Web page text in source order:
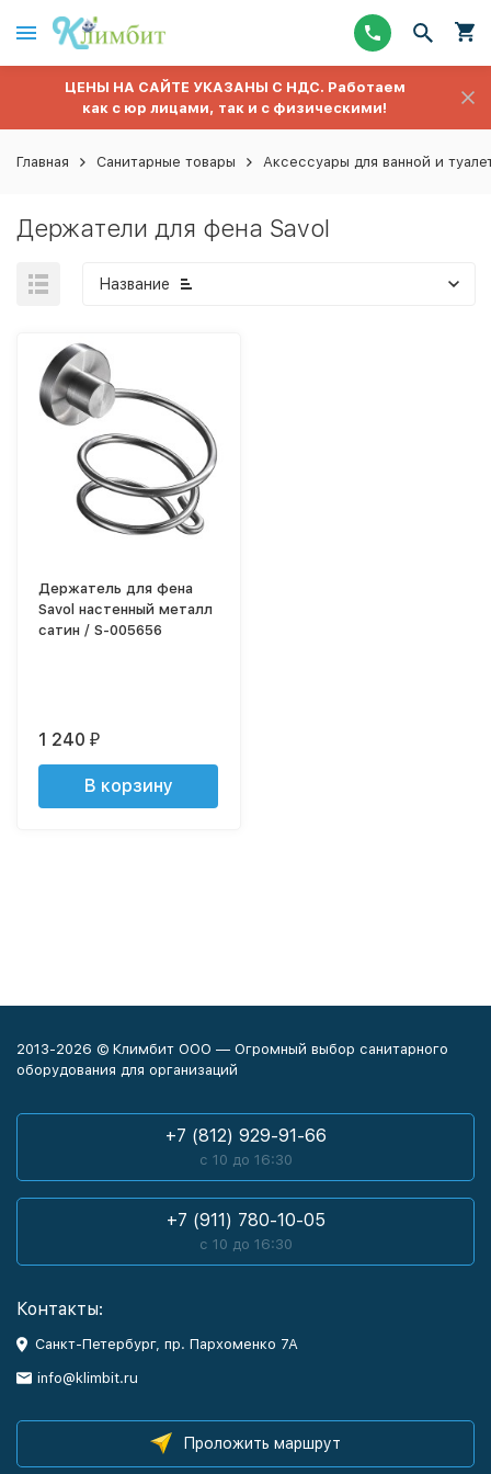
ЦЕНЫ НА САЙТЕ УКАЗАНЫ С НДС. Работаем
как с юр лицами, так и с физическими!
Главная Санитарные товары Аксессуары для ванной и
Держатели для фена Savol
Название
Держатель для фена
Savol настенный металл
сатин / S-005656
1 240₽
В корзину
2013-2026 © Климбит ООО — Огромный выбор санитарного
оборудования для организаций
+7 (812) 929-91-66
с 10 до 16:30
+7 (911) 780-10-05
с 10 до 16:30
Контакты:
Санкт-Петербург, пр. Пархоменко 7А
info@klimbit.ru
Проложить маршрут